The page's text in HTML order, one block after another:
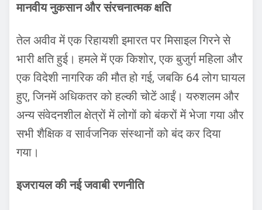
मानवीय नुकसान और संरचनात्मक क्षति
तेल अवीव में एक रिहायशी इमारत पर मिसाइल गिरने से
भारी क्षति हुई। हमले में एक किशोर, एक बुजुर्ग महिला और
एक विदेशी नागरिक की मौत हो गई, जबकि 64 लोग घायल
हुए, जिनमें अधिकतर को हल्की चोटें आईं। यरुशलम और
अन्य संवेदनशील क्षेत्रों में लोगों को बंकरों में भेजा गया और
सभी शैक्षिक व सार्वजनिक संस्थानों को बंद कर दिया
गया।
इजरायल की नई जवाबी रणनीति